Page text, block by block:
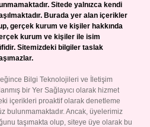
Sitede yalnızca kendi
Burada yer alan içerikler
gerçek kurum ve kişiler hakkında
kurum ve kişiler ile isim
Sitemizdeki bilgiler taslak
Bilgi Teknolojileri ve İletişim
bir Yer Sağlayıcı olarak hizmet
içerikleri proaktif olarak denetleme
bulunmamaktadır. Ancak, üyelerimiz
taşımakta olup, siteye üye olarak bu